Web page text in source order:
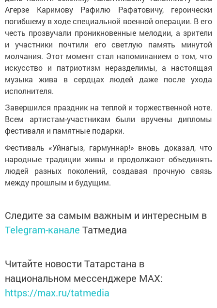
Агерзе Каримову Рафилю Рафатовичу, героически
погибшему в ходе специальной военной операции. В его
честь прозвучали проникновенные мелодии, а зрители
и участники почтили его светлую память минутой
молчания. Этот момент стал напоминанием о том, что
искусство и патриотизм неразделимы, а настоящая
музыка жива в сердцах людей даже после ухода
исполнителя.
Завершился праздник на теплой и торжественной ноте.
Всем артистам-участникам были вручены дипломы
фестиваля и памятные подарки.
Фестиваль «Уйнагыз, гармуннар!» вновь доказал, что
народные традиции живы и продолжают объединять
людей разных поколений, создавая прочную связь
между прошлым и будущим.
Следите за самым важным и интересным в
Telegram-канале Татмедиа
Читайте новости Татарстана в
национальном мессенджере MАХ:
https://max.ru/tatmedia